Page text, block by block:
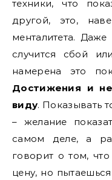
техники, что
другой, это,
менталитета.
случится сбой
намерена это
Достижения и
виду. Показывать
– желание
самом деле, а
говорит о том,
цену, но